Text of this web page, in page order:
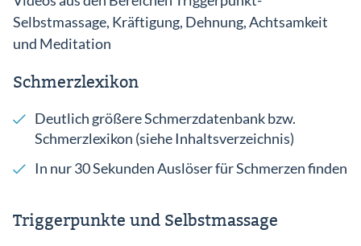
Selbstmassage, Kräftigung, Dehnung, Achtsamkeit
und Meditation
Schmerzlexikon
Deutlich größere Schmerzdatenbank bzw.
Schmerzlexikon (siehe Inhaltsverzeichnis)
In nur 30 Sekunden Auslöser für Schmerzen finden
Triggerpunkte und Selbstmassage